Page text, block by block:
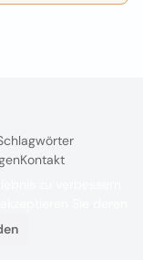
Kontakt
zu verbessern